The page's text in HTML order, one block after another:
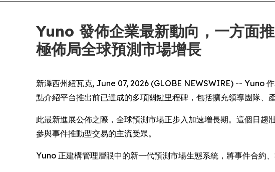
Yuno 發佈企業最新動向，一方面
極佈局全球預測市場增長
新澤西州紐瓦克, June 07, 2026 (GLOBE NEWSWIRE) -- Yuno
點介紹平台推出前已達成的多項關鍵里程碑，包括擴充領導團隊、
此最新進展公佈之際，全球預測市場正步入加速增長期。這個日趨
參與事件推動型交易的主流受眾。
Yuno 正建構管理層眼中的新一代預測市場生態系統，將事件合約